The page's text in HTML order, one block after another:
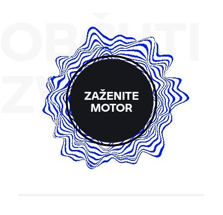
OBČUTI
ZVOK
ZAŽENITE
MOTOR